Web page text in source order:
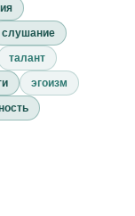
слушание
талант
эгоизм